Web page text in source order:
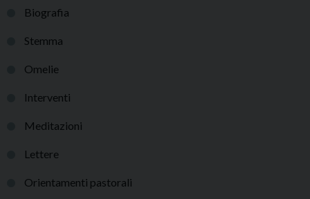
Biografia
Stemma
Omelie
Interventi
Meditazioni
Lettere
Orientamenti pastorali